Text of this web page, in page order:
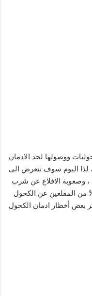
ووصولها لحد الادمان
لذا اليوم سوف نتعرض الى
، وصعوبة الاقلاع عن شرب
والعلاج منه لان اكثر من 45 % من المقلعين عن الكحول
بعض أخطار ادمان الكحول